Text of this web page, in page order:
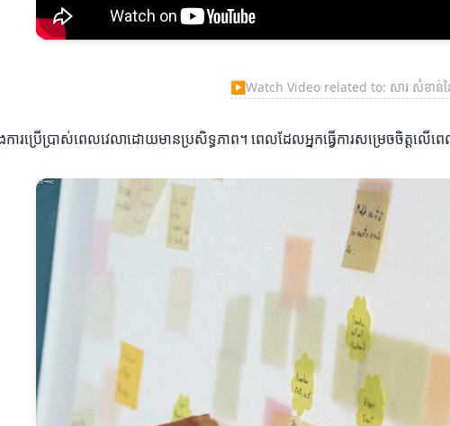
▶Watch Video related to: សារៈសំខាន់ន
ការប្រើប្រាស់ពេលវេលាដោយមានប្រសិទ្ធភាព។ ពេលដែលអ្នកធ្វើការសម្រេចចិត្តល